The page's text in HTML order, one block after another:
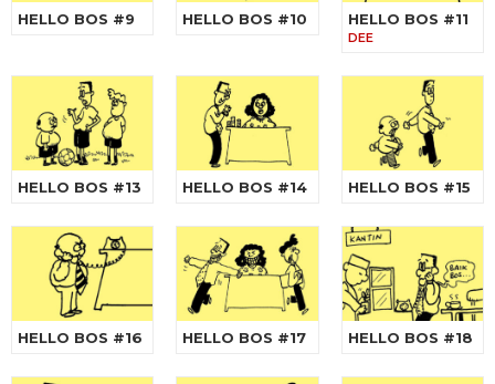
HELLO BOS #9 HELLO BOS #10 HELLO BOS #11
DEE
HELLO BOS #13 HELLO BOS #14 HELLO BOS #15
HELLO BOS #16 HELLO BOS #17 HELLO BOS #18